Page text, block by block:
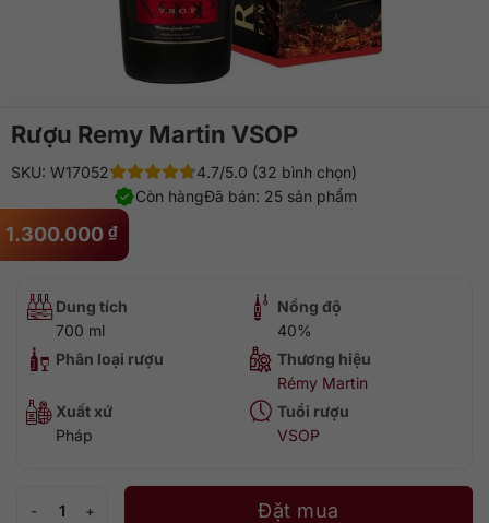
Rượu Remy Martin VSOP
1.300.000 ₫
SKU: W17052
4.7/5.0 (32 bình chọn)
Đã bán: 25 sản phẩm
Còn hàng
Dung tích
700 ml
Nồng độ
40%
Phân loại rượu
Thương hiệu
Rémy Martin
Xuất xứ
Pháp
Tuổi rượu
VSOP
Đặt mua